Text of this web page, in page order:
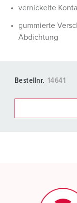
vernickelte
gummierte
Abdichtung
Bestellnr. 14641